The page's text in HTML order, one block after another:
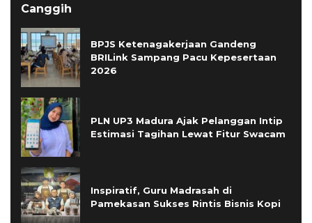
Canggih
BPJS Ketenagakerjaan Gandeng
BRILink Sampang Pacu Kepesertaan
2026
PLN UP3 Madura Ajak Pelanggan Intip
Estimasi Tagihan Lewat Fitur Swacam
Inspiratif, Guru Madrasah di
Pamekasan Sukses Rintis Bisnis Kopi